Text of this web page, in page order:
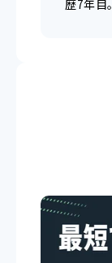
歴7年目。